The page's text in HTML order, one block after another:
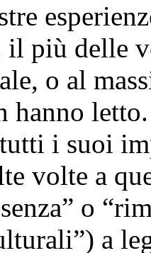
il più delle
o al
letto.
i suoi
volte a
o
a